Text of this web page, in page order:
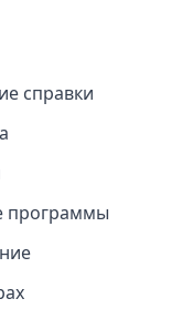
справки
программы